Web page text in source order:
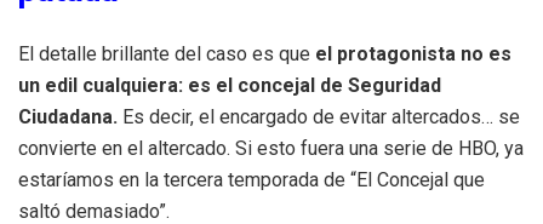
El detalle brillante del caso es que el protagonista no es
un edil cualquiera: es el concejal de Seguridad
Ciudadana. Es decir, el encargado de evitar altercados… se
convierte en el altercado. Si esto fuera una serie de HBO, ya
estaríamos en la tercera temporada de “El Concejal que
saltó demasiado”.